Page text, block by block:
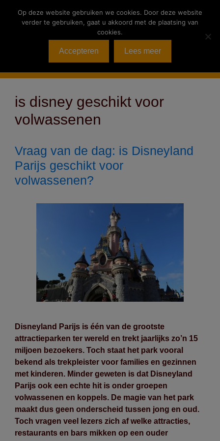
Menu
is disney geschikt voor
volwassenen
Vraag van de dag: is Disneyland
Parijs geschikt voor
volwassenen?
Disneyland Parijs is één van de grootste
attractieparken ter wereld en trekt jaarlijks zo’n 15
miljoen bezoekers. Toch staat het park vooral
bekend als trekpleister voor families en gezinnen
met kinderen. Minder geweten is dat Disneyland
Parijs ook een echte hit is onder groepen
volwassenen en koppels. De magie van het park
maakt dus geen onderscheid tussen jong en oud.
Toch vragen veel lezers zich af welke attracties,
restaurants en bars mikken op een ouder
Op deze website gebruiken we cookies. Door deze website
verder te gebruiken, gaat u akkoord met de plaatsing van
cookies.
Accepteren Lees meer